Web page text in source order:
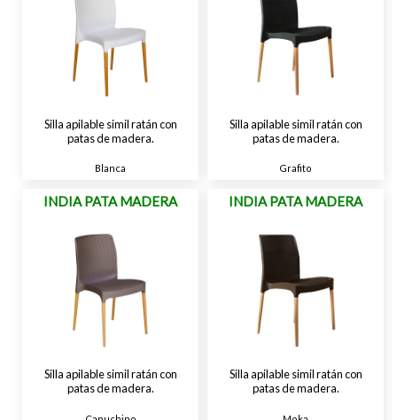
Silla apilable simil ratán con
patas de madera.
Blanca
Silla apilable simil ratán con
patas de madera.
Grafito
INDIA PATA MADERA
Silla apilable simil ratán con
patas de madera.
INDIA PATA MADERA
Silla apilable simil ratán con
patas de madera.